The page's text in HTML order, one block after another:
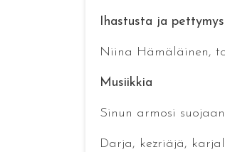
Ihastusta ja
Niina Hämäläinen,
Musiikkia
Sinun armosi
Darja, kezriäjä,